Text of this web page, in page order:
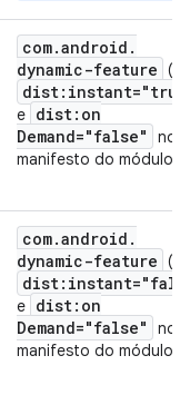
com.android .
dynamic-feature
e dist:on
Demand="false"
no
manifesto do módulo)
com.android .
dynamic-feature
e dist:on
Demand="false"
no
manifesto do módulo)